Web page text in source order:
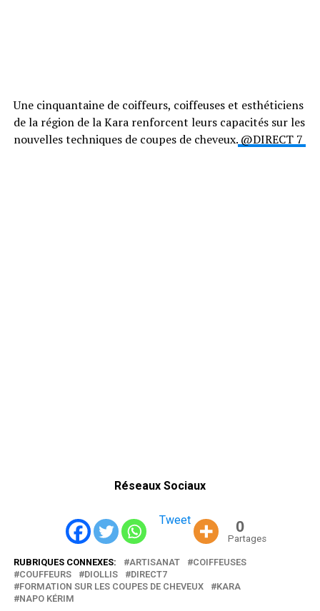
Une cinquantaine de coiffeurs, coiffeuses et esthéticiens
de la région de la Kara renforcent leurs capacités sur les
nouvelles techniques de coupes de cheveux.@DIRECT 7
Réseaux Sociaux
Tweet 0
Partages
RUBRIQUES CONNEXES: ARTISANAT
COIFFEUSES
COUFFEURS
DIOLLIS
DIRECT7
FORMATION SUR LES COUPES DE CHEVEUX
KARA
NAPO KÉRIM